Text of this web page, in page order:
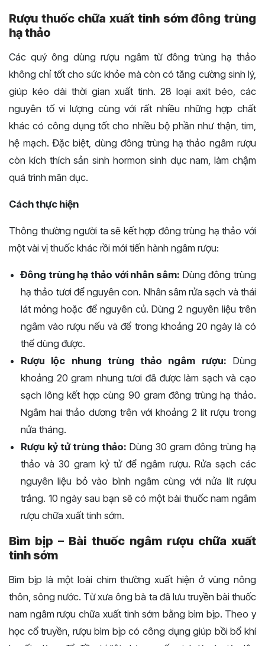
Rượu thuốc chữa xuất tinh sớm đông trùng
hạ thảo
Các quý ông dùng rượu ngâm từ đông trùng hạ thảo
không chỉ tốt cho sức khỏe mà còn có tăng cường sinh lý,
giúp kéo dài thời gian xuất tinh. 28 loại axit béo, các
nguyên tố vi lượng cùng với rất nhiều những hợp chất
khác có công dụng tốt cho nhiều bộ phần như thận, tim,
hệ mạch. Đặc biệt, dùng đông trùng hạ thảo ngâm rượu
còn kích thích sản sinh hormon sinh dục nam, làm chậm
quá trình mãn dục.
Cách thực hiện
Thông thường người ta sẽ kết hợp đông trùng hạ thảo với
một vài vị thuốc khác rồi mới tiến hành ngâm rượu:
Đông trùng hạ thảo với nhân sâm: Dùng đông trùng
hạ thảo tươi để nguyên con. Nhân sâm rửa sạch và thái
lát mỏng hoặc để nguyên củ. Dùng 2 nguyên liệu trên
ngâm vào rượu nếu và để trong khoảng 20 ngày là có
thể dùng được.
Rượu lộc nhung trùng thảo ngâm rượu: Dùng
khoảng 20 gram nhung tươi đã được làm sạch và cạo
sạch lông kết hợp cùng 90 gram đông trùng hạ thảo.
Ngâm hai thảo dương trên với khoảng 2 lít rượu trong
nửa tháng.
Rượu kỷ tử trùng thảo: Dùng 30 gram đông trùng hạ
thảo và 30 gram kỷ tử để ngâm rượu. Rửa sạch các
nguyên liệu bỏ vào bình ngâm cùng với nửa lít rượu
trắng. 10 ngày sau bạn sẽ có một bài thuốc nam ngâm
rượu chữa xuất tinh sớm.
Bìm bịp – Bài thuốc ngâm rượu chữa xuất
tinh sớm
Bìm bịp là một loài chim thường xuất hiện ở vùng nông
thôn, sông nước. Từ xưa ông bà ta đã lưu truyền bài thuốc
nam ngâm rượu chữa xuất tinh sớm bằng bìm bịp. Theo y
học cổ truyền, rượu bìm bịp có công dụng giúp bồi bổ khí